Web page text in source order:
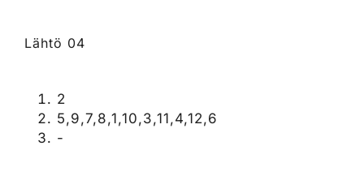
Lähtö 04
2
5,9,7,8,1,10,3,11,4,12,6
-